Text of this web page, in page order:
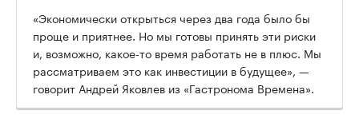
«Экономически открыться через два года было бы
проще и приятнее. Но мы готовы принять эти риски
и, возможно, какое-то время работать не в плюс. Мы
рассматриваем это как инвестиции в будущее», —
говорит Андрей Яковлев из «Гастронома Времена».